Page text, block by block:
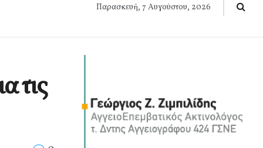
Παρασκευή, 7 Αυγούστου, 2026
τις